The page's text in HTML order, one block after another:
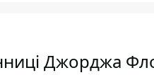
Джорджа